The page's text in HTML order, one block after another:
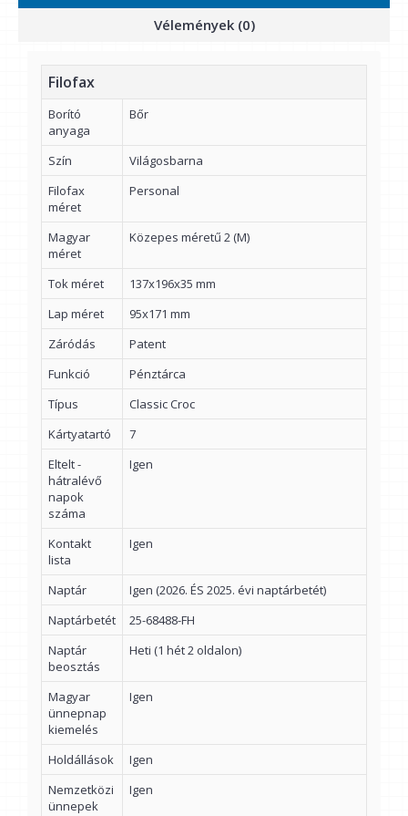
Vélemények (0)
Filofax
Borító
anyaga
Bőr
Szín
Világosbarna
Filofax
méret
Personal
Magyar
méret
Közepes méretű 2 (M)
Tok méret
137x196x35 mm
Lap méret
95x171 mm
Záródás
Patent
Funkció
Pénztárca
Típus
Classic Croc
Kártyatartó
7
Eltelt -
hátralévő
napok
száma
Igen
Kontakt
lista
Igen
Naptár
Igen (2026. ÉS 2025. évi naptárbetét)
Naptárbetét
25-68488-FH
Naptár
beosztás
Heti (1 hét 2 oldalon)
Magyar
ünnepnap
kiemelés
Igen
Holdállások
Igen
Nemzetközi
ünnepek
Igen